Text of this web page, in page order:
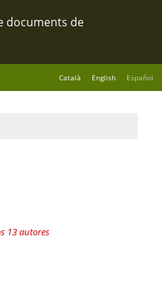
Català English Español
13 autores